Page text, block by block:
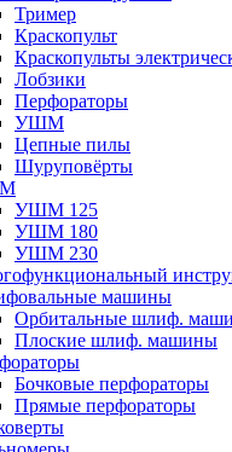
Тример
Краскопульт
Краскопульты
Лобзики
Перфораторы
УШМ
Цепные пилы
Шуруповёрты
УШМ 125
УШМ 180
УШМ 230
машины
Орбитальные шлиф.
Плоские шлиф. машины
Бочковые перфораторы
Прямые перфораторы